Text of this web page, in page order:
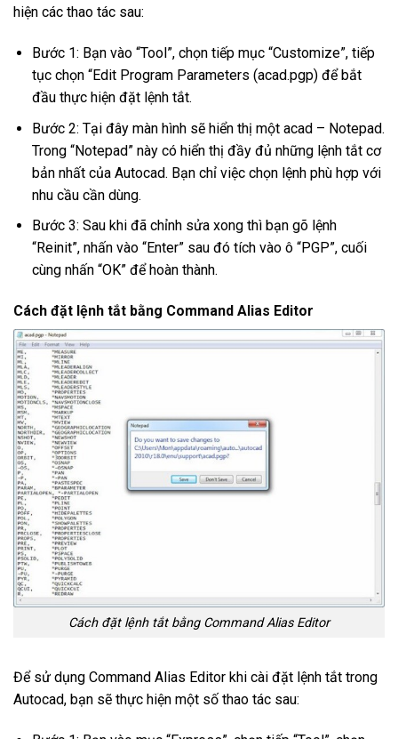
hiện các thao tác sau:
Bước 1: Bạn vào “Tool”, chọn tiếp mục “Customize”, tiếp
tục chọn “Edit Program Parameters (acad.pgp) để bắt
đầu thực hiện đặt lệnh tắt.
Bước 2: Tại đây màn hình sẽ hiển thị một acad – Notepad.
Trong “Notepad” này có hiển thị đầy đủ những lệnh tắt cơ
bản nhất của Autocad. Bạn chỉ việc chọn lệnh phù hợp với
nhu cầu cần dùng.
Bước 3: Sau khi đã chỉnh sửa xong thì bạn gõ lệnh
“Reinit”, nhấn vào “Enter” sau đó tích vào ô “PGP”, cuối
cùng nhấn “OK” để hoàn thành.
Cách đặt lệnh tắt bằng Command Alias Editor
Cách đặt lệnh tắt bằng Command Alias Editor
Để sử dụng Command Alias Editor khi cài đặt lệnh tắt trong
Autocad, bạn sẽ thực hiện một số thao tác sau: